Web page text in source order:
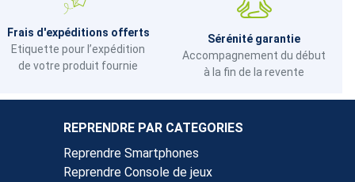
Frais d'expéditions offerts
Etiquette pour l’expédition
de votre produit fournie
Sérénité garantie
Accompagnement du début
à la fin de la revente
REPRENDRE PAR CATEGORIES
Reprendre Smartphones
Reprendre Console de jeux